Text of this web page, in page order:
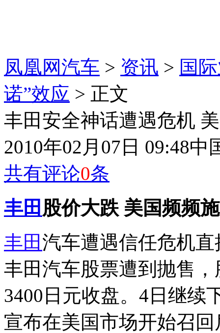
凤凰网汽车 > 资讯 > 国
诺”效应 > 正文
丰田安全神话遭遇危机
2010年02月07日 09:48中
共有评论0条
丰田 股价大跌 美国频频
丰田 汽车遭遇信任危机
丰田汽车股票遭到抛售
3400日元收盘。4日继续
宣布在美国市场开始召